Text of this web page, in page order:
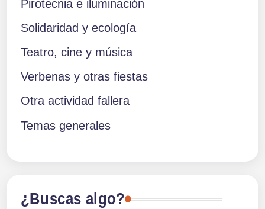
Pirotecnia e iluminación
Solidaridad y ecología
Teatro, cine y música
Verbenas y otras fiestas
Otra actividad fallera
Temas generales
¿Buscas algo?